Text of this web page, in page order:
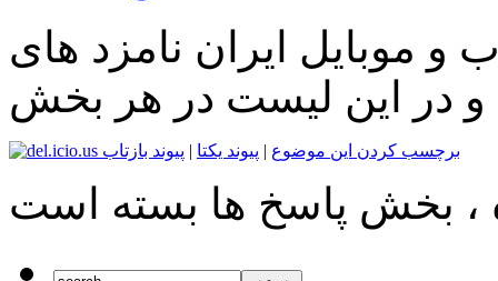
موبایل ایران نامزد های
و در این لیست در هر بخش
برچسب کردن این موضوع | پیوند یکتا | پیوند بازتاب